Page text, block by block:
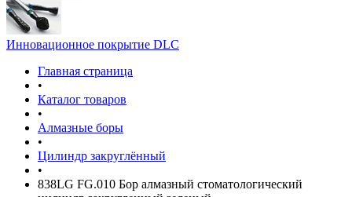
Инновационное покрытие DLC
Главная страница
•
Каталог товаров
•
Алмазные боры
•
Цилиндр закруглённый
•
838LG FG.010 Бор алмазный стоматологический